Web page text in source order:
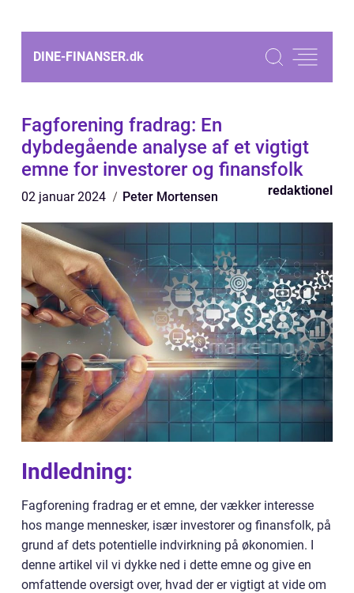
DINE-FINANSER.dk
Fagforening fradrag: En
dybdegående analyse af et vigtigt
emne for investorer og finansfolk
02 januar 2024 Peter Mortensen redaktionel
Indledning:
Fagforening fradrag er et emne, der vækker interesse
hos mange mennesker, især investorer og finansfolk, på
grund af dets potentielle indvirkning på økonomien. I
denne artikel vil vi dykke ned i dette emne og give en
omfattende oversigt over, hvad der er vigtigt at vide om